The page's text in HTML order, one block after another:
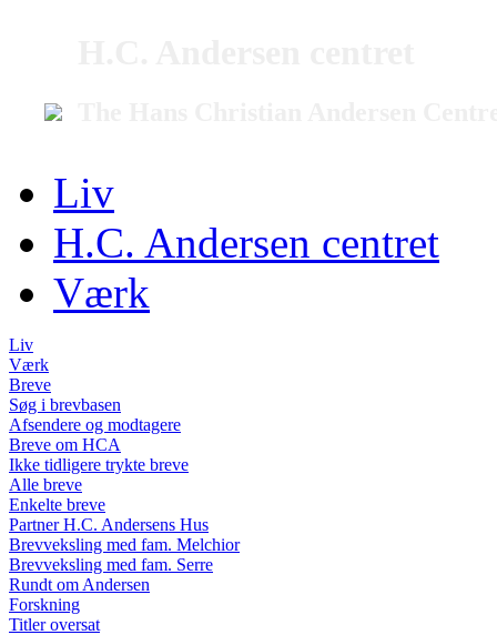
Liv
H.C. Andersen centret
Værk
Liv
Værk
Breve
Søg i brevbasen
Afsendere og modtagere
Breve om HCA
Ikke tidligere trykte breve
Alle breve
Enkelte breve
Partner H.C. Andersens Hus
Brevveksling med fam. Melchior
Brevveksling med fam. Serre
Rundt om Andersen
Forskning
Titler oversat